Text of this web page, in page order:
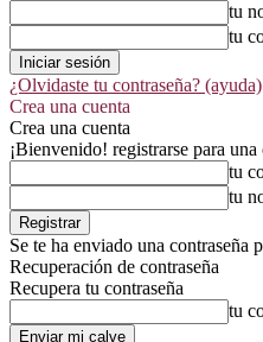
tu
tu
¿Olvidaste tu contraseña? (ayuda)
Crea una cuenta
Crea una cuenta
¡Bienvenido! registrarse para una
tu
tu
Se te ha enviado una contraseña
Recuperación de contraseña
Recupera tu contraseña
tu